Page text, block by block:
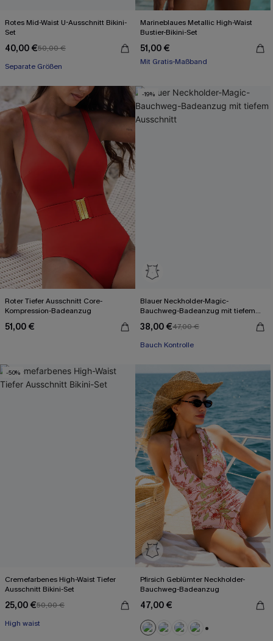
Rotes Mid-Waist U-Ausschnitt Bikini-
Set
40,00 €50,00 €
Separate Größen
Marineblaues Metallic High-Waist
Bustier-Bikini-Set
51,00 €
Mit Gratis-Maßband
High waist
Roter Tiefer Ausschnitt Core-
Kompression-Badeanzug
51,00 €
-19%
Blauer Neckholder-Magic-
Bauchweg-Badeanzug mit tiefem
38,00 €47,00 €
Bauch Kontrolle
-50%
Cremefarbenes High-Waist Tiefer
Ausschnitt Bikini-Set
25,00 €50,00 €
High waist
Pfirsich Geblümter Neckholder-
Bauchweg-Badeanzug
47,00 €